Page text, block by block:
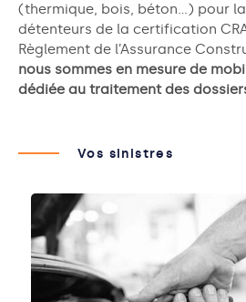
(thermique, bois, béton…) pour
détenteurs de la certification
Règlement de l’Assurance
nous sommes en mesure de
dédiée au traitement des
Vos sinistres